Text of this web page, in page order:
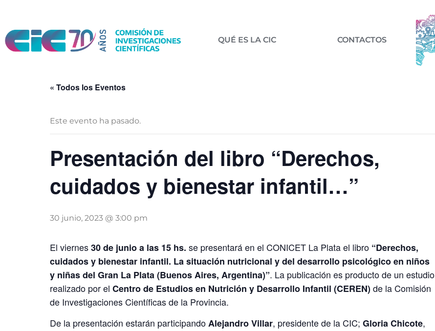
QUÉ ES LA CIC CONTACTOS
« Todos los Eventos
Este evento ha pasado.
Presentación del libro “Derechos,
cuidados y bienestar infantil…”
30 junio, 2023 @ 3:00 pm
El viernes30 de junio a las 15 hs. se presentará en el CONICET La Plata el libro “Derechos,
cuidados y bienestar infantil. La situación nutricional y del desarrollo psicológico en niños
y niñas del Gran La Plata (Buenos Aires, Argentina)”. La publicación es producto de un estudio
realizado por el Centro de Estudios en Nutrición y Desarrollo Infantil (CEREN)de la Comisión
de Investigaciones Científicas de la Provincia.
De la presentación estarán participandoAlejandro Villar, presidente de la CIC; Gloria Chicote,